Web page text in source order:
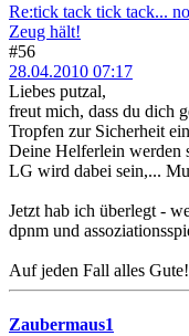
Re:tick tack tick tack...
Zeug hält!
#56
28.04.2010 07:17
Liebes putzal,
freut mich, dass du dich
Tropfen zur Sicherheit
Deine Helferlein werden
LG wird dabei sein,...
Jetzt hab ich überlegt -
dpnm und
Auf jeden Fall alles Gute!
Zaubermaus1